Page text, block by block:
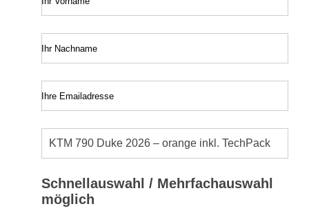
Ihr Nachname
Ihre Emailadresse
Schnellauswahl / Mehrfachauswahl
möglich